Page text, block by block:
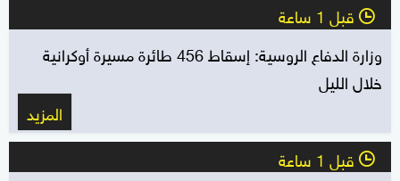
l قبل 1 ساعة
وزارة الدفاع الروسية: إسقاط 456 طائرة مسيرة أوكرانية
خلال الليل
المزيد
l قبل 1 ساعة